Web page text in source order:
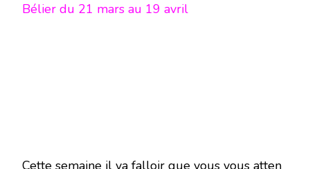
Bélier du 21 mars au 19 avril
Cette semaine il va falloir que vous vous atten